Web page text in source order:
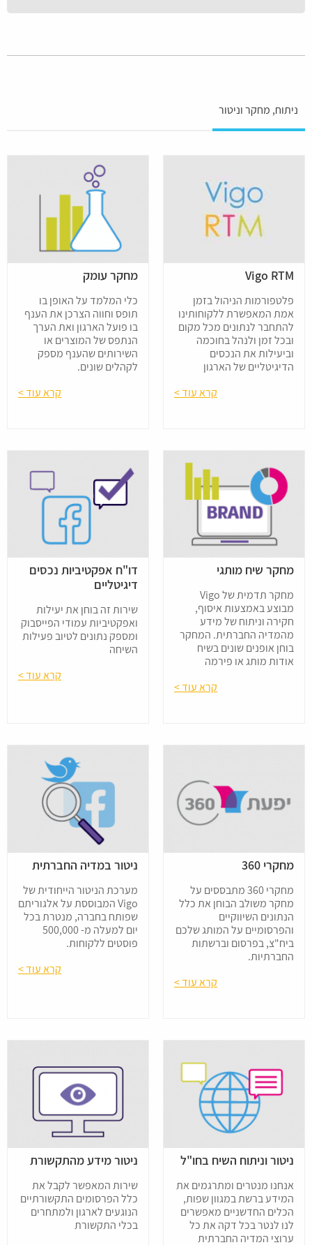
בשיטה
leave
ניתוח, מחקר וניטור
Vigo RTM
פלטפורמות הניהול בזמן
אמת המאפשרת ללקוחותינו
להתחבר לנתונים מכל מקום
ובכל זמן ולנהל בחוכמה
וביעילות את הנכסים
הדיגיטליים של הארגון
קרא עוד >
מחקר עומק
כלי המלמד על האופן בו
תופס וחווה הצרכן את הענף
בו פועל הארגון ואת הערך
הנתפס של המוצרים או
השירותים שהענף מספק
לקהלים שונים.
קרא עוד >
מחקר שיח מותגי
מחקר תדמית של Vigo
מבוצע באמצעות איסוף,
חקירה וניתוח של מידע
מהמדיה החברתית. המחקר
בוחן אופנים שונים בשיח
אודות מותג או פירמה
קרא עוד >
דו"ח אפקטיביות נכסים
דיגיטליים
שירות זה בוחן את יעילות
ואפקטיביות עמודי הפייסבוק
ומספק נתונים לטיוב פעילות
השיחה
קרא עוד >
מחקרי 360
מחקרי 360 מתבססים על
מחקר משולב הבוחן את כלל
הנתונים השיווקיים
והפרסומיים על המותג שלכם
ביח"צ, בפרסום וברשתות
החברתיות.
קרא עוד >
ניטור במדיה החברתית
מערכת הניטור הייחודית של
Vigo המבוססת על אלגוריתם
שפותח בחברה, מנטרת בכל
יום למעלה מ- 500,000
פוסטים ללקוחות.
קרא עוד >
ניטור וניתוח השיח בחו"ל
אנחנו מנטרים ומתרגמים את
המידע ברשת במגוון שפות,
הכלים החדשניים מאפשרים
לנו לנטר בכל דקה את כל
ערוצי המדיה החברתית
ניטור מידע מהתקשורת
שירות המאפשר לקבל את
כלל הפרסומים התקשורתיים
הנוגעים לארגון ולמתחרים
בכלי התקשורת